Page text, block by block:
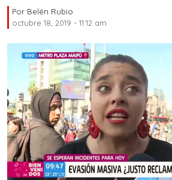
Por Belén Rubio
octubre 18, 2019 - 11:12 am